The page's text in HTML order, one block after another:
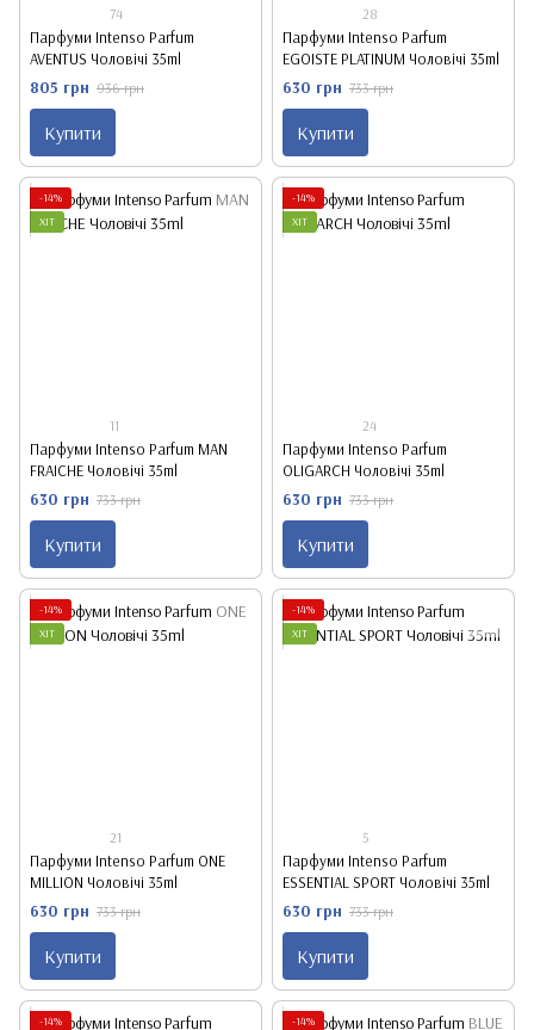
74
Парфуми Intenso Parfum
AVENTUS Чоловічі 35ml
805 грн 936 грн
Купити
28
Парфуми Intenso Parfum
EGOISTE PLATINUM Чоловічі 35ml
630 грн 733 грн
Купити
-14%
ХІТ
11
Парфуми Intenso Parfum MAN
FRAICHE Чоловічі 35ml
630 грн 733 грн
Купити
-14%
ХІТ
24
Парфуми Intenso Parfum
OLIGARСH Чоловічі 35ml
630 грн 733 грн
Купити
-14%
ХІТ
21
Парфуми Intenso Parfum ONE
MILLION Чоловічі 35ml
630 грн 733 грн
Купити
-14%
ХІТ
5
Парфуми Intenso Parfum
ESSENTIAL SPORT Чоловічі 35ml
630 грн 733 грн
Купити
-14%
-14%